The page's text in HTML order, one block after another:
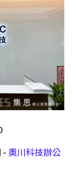
- 奧川科技辦公